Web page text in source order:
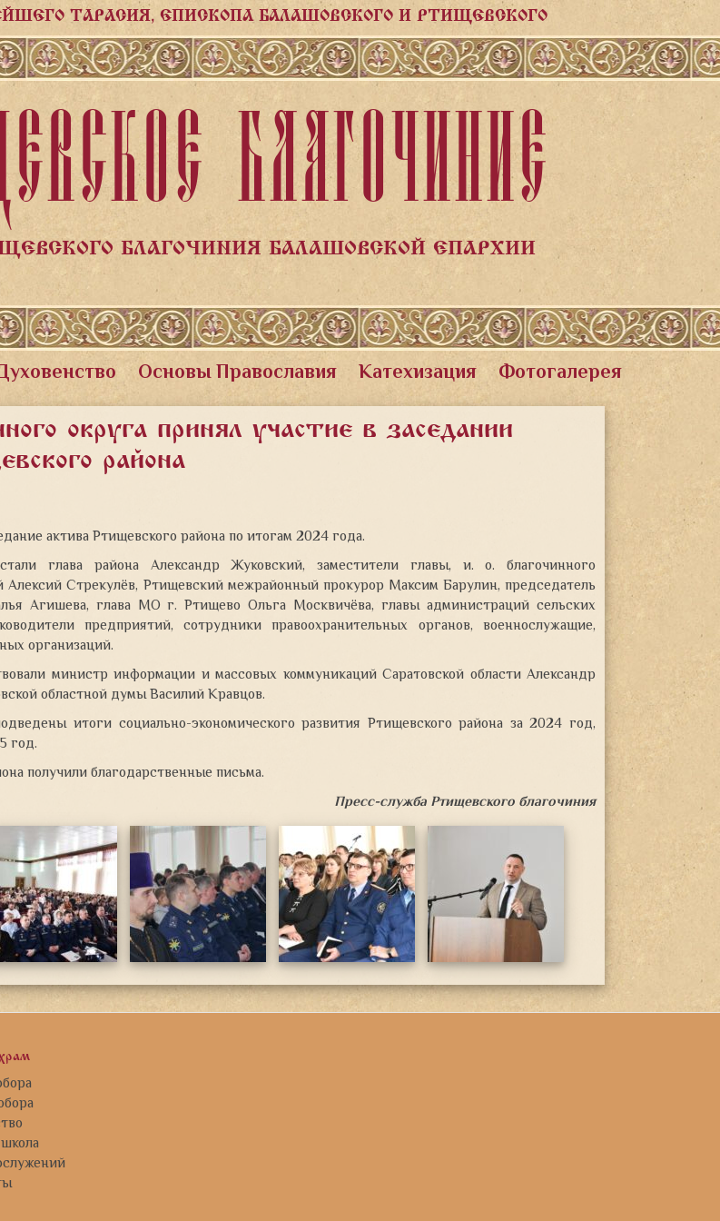
ТАРАСИЯ, ЕПИСКОПА БАЛАШОВСКОГО И РТИЩЕВСКОГО
БЛАГОЧИНИЕ
БЛАГОЧИНИЯ БАЛАШОВСКОЙ ЕПАРХИИ
Основы Православия Катехизация Фотогалерея
округа принял участие в заседании
района
актива Ртищевского района по итогам 2024 года.
глава района Александр Жуковский, заместители главы, и. о. благочинного
Алексий Стрекулёв, Ртищевский межрайонный прокурор Максим Барулин, председатель
Агишева, глава МО г. Ртищево Ольга Москвичёва, главы администраций сельских
предприятий, сотрудники правоохранительных органов, военнослужащие,
организаций.
министр информации и массовых коммуникаций Саратовской области Александр
областной думы Василий Кравцов.
итоги социально-экономического развития Ртищевского района за 2024 год,
год.
получили благодарственные письма.
Пресс-служба Ртищевского благочиния